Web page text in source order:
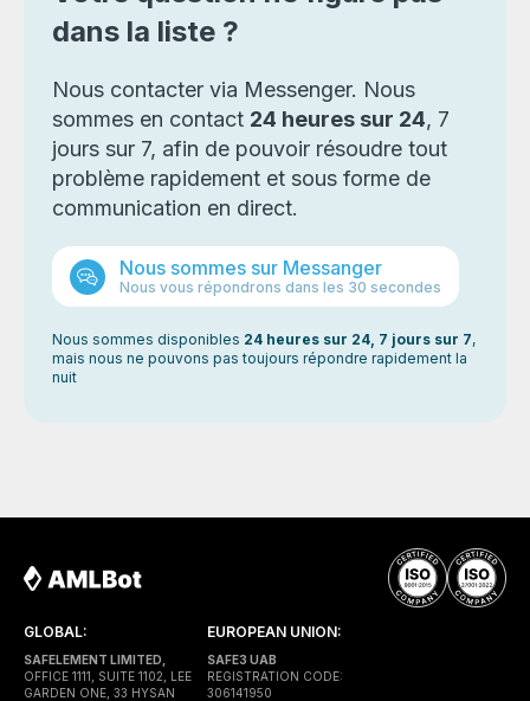
dans la liste ?
Nous contacter via Messenger. Nous
sommes en contact 24 heures sur 24, 7
jours sur 7, afin de pouvoir résoudre tout
problème rapidement et sous forme de
communication en direct.
Nous sommes sur Messanger
Nous vous répondrons dans les 30 secondes
Nous sommes disponibles 24 heures sur 24, 7 jours sur 7,
mais nous ne pouvons pas toujours répondre rapidement la
nuit
d'échange et de paiement de vérifier les utilisateurs
en temps réel tout en respectant les exigences de
GLOBAL:
SAFELEMENT LIMITED,
OFFICE 1111, SUITE 1102, LEE
GARDEN ONE, 33 HYSAN
EUROPEAN UNION:
SAFE3 UAB
REGISTRATION CODE:
306141950